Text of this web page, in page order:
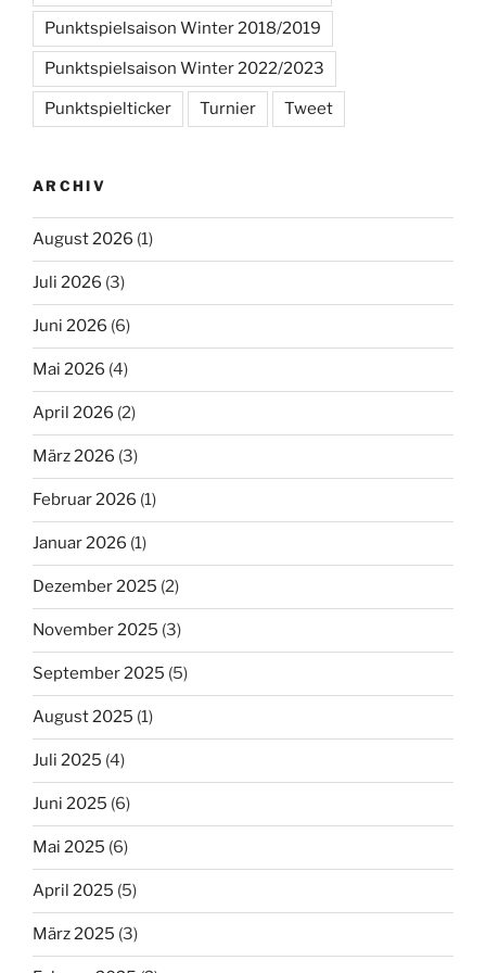
Punktspielsaison Winter 2018/2019
Punktspielsaison Winter 2022/2023
Punktspielticker Turnier Tweet
ARCHIV
August 2026 (1)
Juli 2026 (3)
Juni 2026 (6)
Mai 2026 (4)
April 2026 (2)
März 2026 (3)
Februar 2026 (1)
Januar 2026 (1)
Dezember 2025 (2)
November 2025 (3)
September 2025 (5)
August 2025 (1)
Juli 2025 (4)
Juni 2025 (6)
Mai 2025 (6)
April 2025 (5)
März 2025 (3)